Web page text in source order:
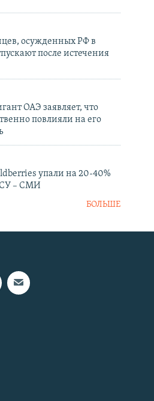
осужденных РФ в
после истечения
ОАЭ заявляет, что
повлияли на его
упали на 20-40%
– СМИ
БОЛЬШЕ